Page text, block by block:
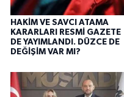
HAKİM VE SAVCI ATAMA
KARARLARI RESMİ GAZETE
DE YAYIMLANDI. DÜZCE DE
DEĞİŞİM VAR MI?